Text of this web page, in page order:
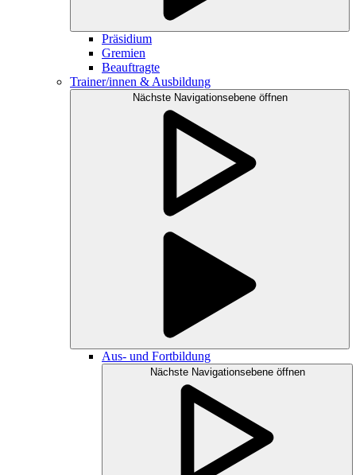
Präsidium
Gremien
Beauftragte
Trainer/innen & Ausbildung
Nächste Navigationsebene öffnen
Aus- und Fortbildung
Nächste Navigationsebene öffnen